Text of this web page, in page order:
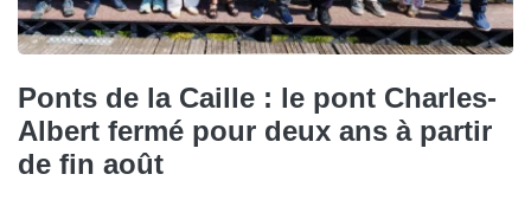
Ponts de la Caille : le pont Charles-
Albert fermé pour deux ans à partir
de fin août